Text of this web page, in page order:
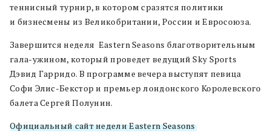
теннисный турнир, в котором сразятся политики
и бизнесмены из Великобритании, России и Евросоюза.
Завершится неделя Eastern Seasons благотворительным
гала-ужином, который проведет ведущий Sky Sports
Дэвид Гарридо. В программе вечера выступят певица
Софи Элис-Бекстор и премьер лондонского Королевского
балета Сергей Полунин.
Официальный сайт недели Eastern Seasons